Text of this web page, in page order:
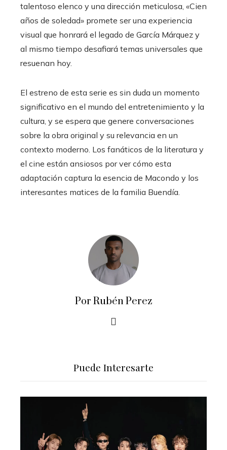
talentoso elenco y una dirección meticulosa, «Cien
años de soledad» promete ser una experiencia
visual que honrará el legado de García Márquez y
al mismo tiempo desafiará temas universales que
resuenan hoy.
El estreno de esta serie es sin duda un momento
significativo en el mundo del entretenimiento y la
cultura, y se espera que genere conversaciones
sobre la obra original y su relevancia en un
contexto moderno. Los fanáticos de la literatura y
el cine están ansiosos por ver cómo esta
adaptación captura la esencia de Macondo y los
interesantes matices de la familia Buendía.
Por Rubén Perez
Puede Interesarte